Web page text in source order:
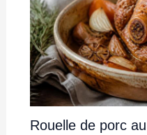
Rouelle de porc